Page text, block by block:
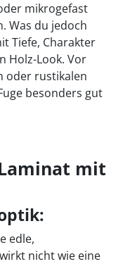
mikrogefast
Was du jedoch
Tiefe, Charakter
Holz-Look. Vor
oder rustikalen
besonders gut
mit
edle,
nicht wie eine